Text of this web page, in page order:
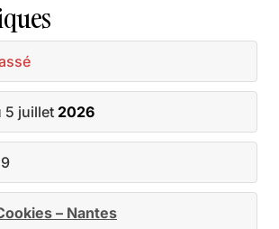
5 juillet 2026
– Nantes